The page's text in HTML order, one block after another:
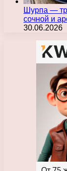
Шурпа —
сочной и
30.06.2026